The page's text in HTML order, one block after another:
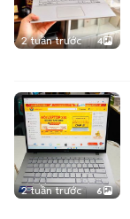
2 tuần trước 4
2 tuần trước 6